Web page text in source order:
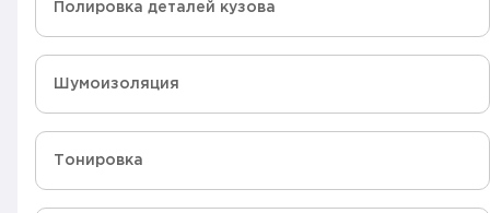
Полировка деталей кузова
Шумоизоляция
Тонировка